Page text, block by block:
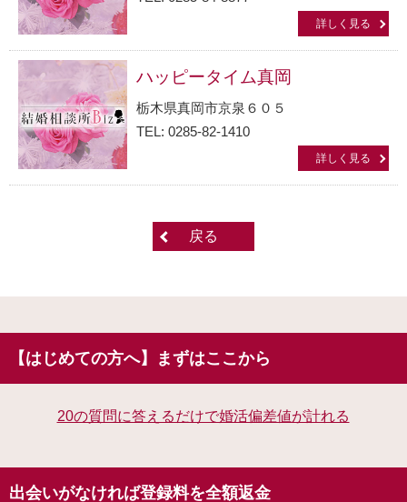
詳しく見る
ハッピータイム真岡
栃木県真岡市京泉６０５
TEL: 0285-82-1410
詳しく見る
戻る
【はじめての方へ】まずはここから
20の質問に答えるだけで婚活偏差値が計れる
出会いがなければ登録料を全額返金